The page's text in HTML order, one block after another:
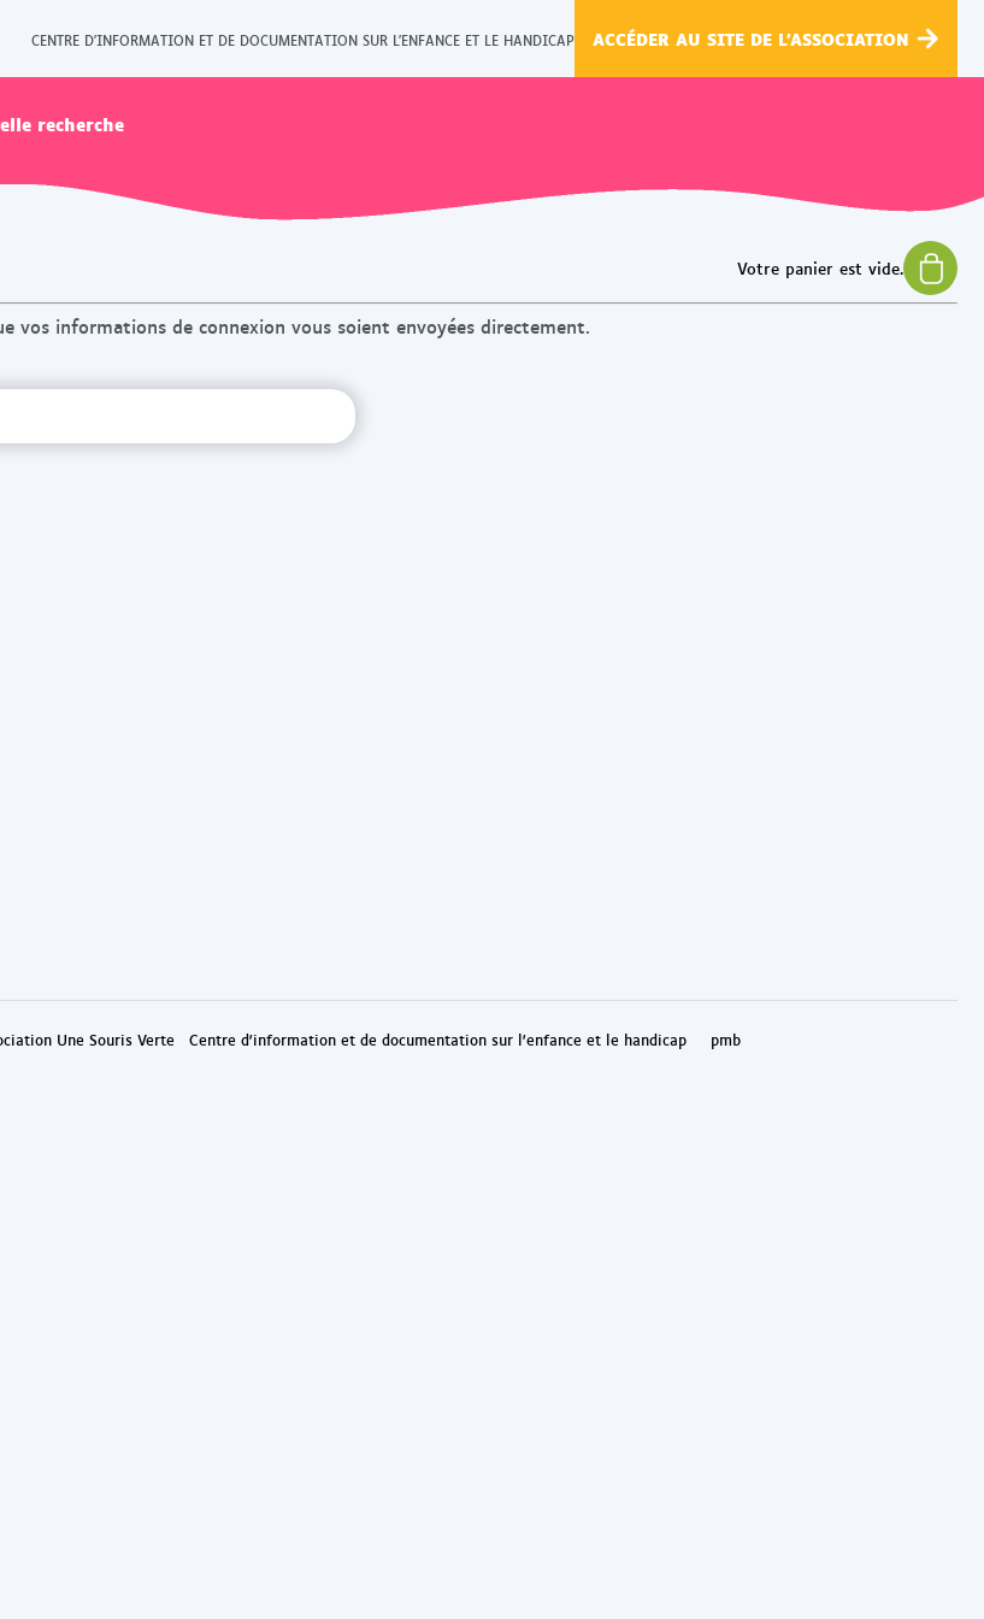
CENTRE D'INFORMATION ET DE DOCUMENTATION SUR L'ENFANCE ET LE HANDICAP ACCÉDER AU SITE DE L'ASSOCIATION
recherche
vos informations de connexion vous soient envoyées directement.
Une Souris Verte Centre d'information et de documentation sur l'enfance et le handicap pmb